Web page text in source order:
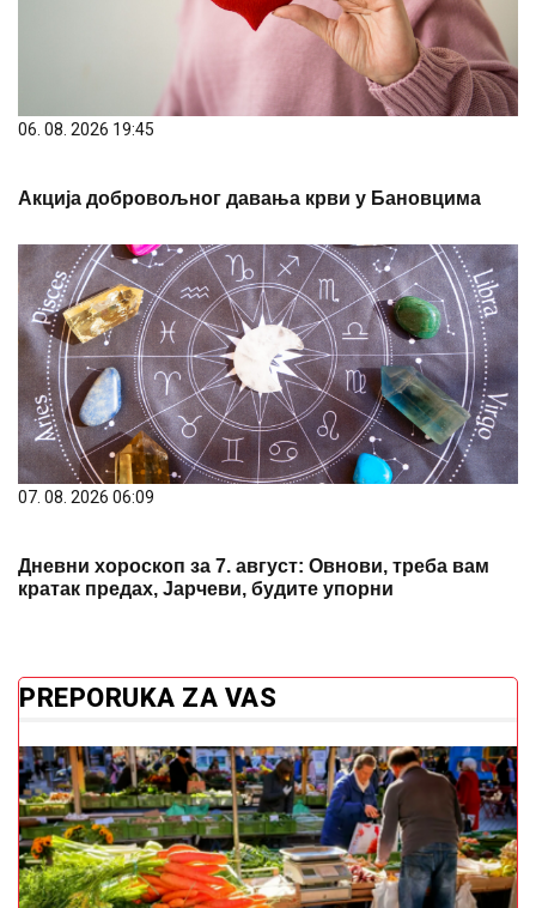
06. 08. 2026 19:45
Акција добровољног давања крви у Бановцима
07. 08. 2026 06:09
Дневни хороскоп за 7. август: Овнови, треба вам
кратак предах, Јарчеви, будите упорни
PREPORUKA ZA VAS